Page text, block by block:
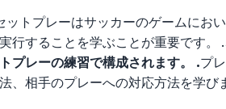
ットプレーはサッカーのゲームにお
行することを学ぶことが重要です。 .
プレーの練習で構成されます。 .プ
、相手のプレーへの対応方法を学び